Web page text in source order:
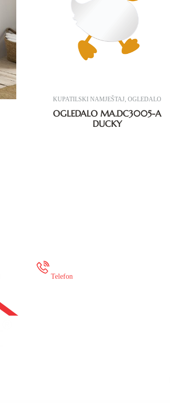
KUPATILSKI NAMJEŠTAJ,OGLEDALO
OGLEDALO MA.DC3005-A
DUCKY
Telefon